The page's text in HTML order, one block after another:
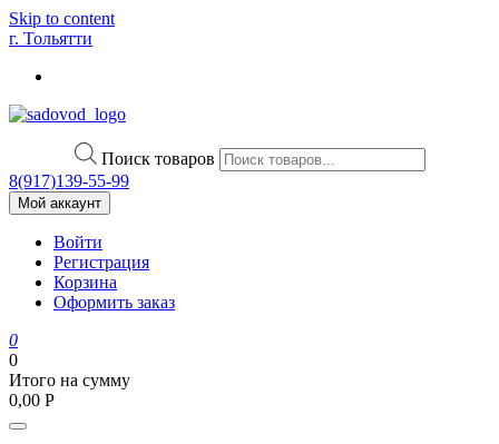
Skip to content
г. Тольятти
Поиск товаров
8(917)139‑55-99
Мой аккаунт
Войти
Регистрация
Корзина
Оформить заказ
0
0
Итого на сумму
0,00 Р